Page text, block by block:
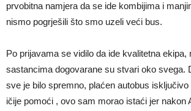
prvobitna namjera da se ide kombijima i
nismo pogrješili što smo uzeli veći bus.
Po prijavama se vidilo da ide kvalitetna ekipa,
sastancima dogovarane su stvari oko svega.
sve je bilo spremno, plaćen autobus
ičije pomoći , ovo sam morao istaći jer nakon